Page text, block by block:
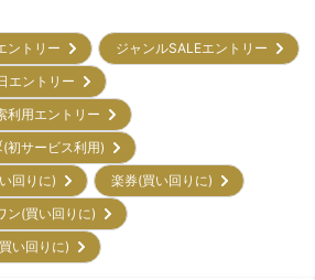
ントリー
ジャンルSALEエントリー
エントリー
利用エントリー
(初サービス利用)
い回りに)
楽券(買い回りに)
ン(買い回りに)
い回りに)